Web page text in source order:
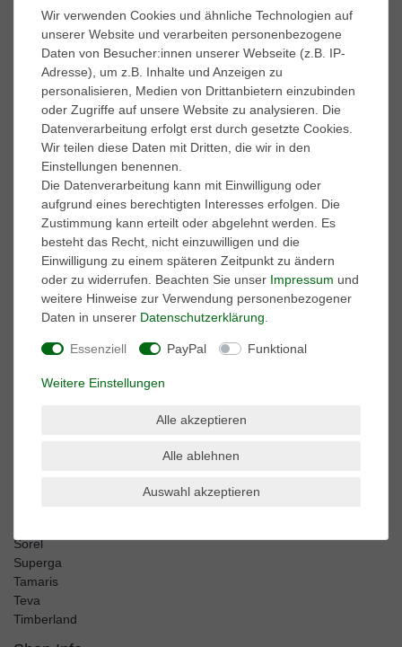
A.S. 98
adidas Performance
BK British-Knights
Caprice
Caterpillar
Columbia
Converse
Dr. Martens
El Naturalista
Harley Davidson
Kamik
Keen
Lackner
Marco Tozzi
Sorel
Superga
Tamaris
Teva
Timberland
Wir verwenden Cookies und ähnliche Technologien auf
unserer Website und verarbeiten personenbezogene
Daten von Besucher:innen unserer Webseite (z.B. IP-
Adresse), um z.B. Inhalte und Anzeigen zu
personalisieren, Medien von Drittanbietern einzubinden
oder Zugriffe auf unsere Website zu analysieren. Die
Datenverarbeitung erfolgt erst durch gesetzte Cookies.
Wir teilen diese Daten mit Dritten, die wir in den
Einstellungen benennen.
Die Datenverarbeitung kann mit Einwilligung oder
aufgrund eines berechtigten Interesses erfolgen. Die
Zustimmung kann erteilt oder abgelehnt werden. Es
besteht das Recht, nicht einzuwilligen und die
Einwilligung zu einem späteren Zeitpunkt zu ändern
oder zu widerrufen. Beachten Sie unser Impressum und
weitere Hinweise zur Verwendung personenbezogener
Daten in unserer Daten­schutz­erklärung
Essenziell PayPal Funktional
Weitere Einstellungen
Alle akzeptieren
Alle ablehnen
Auswahl akzeptieren